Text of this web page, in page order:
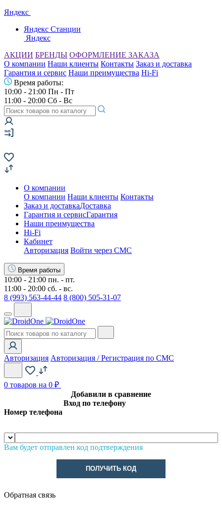
Яндекс
Яндекс Станции
Яндекс
АКЦИИ БРЕНДЫ ОФОРМЛЕНИЕ ЗАКАЗА
О компании Наши клиенты Контакты Заказ и доставка
Гарантия и сервис Наши преимущества Hi-Fi
Время работы:
10:00 - 21:00 Пн - Пт
11:00 - 20:00 Сб - Вс
О компании
О компании Наши клиенты Контакты
Заказ и доставкаДоставка
Гарантия и сервисГарантия
Наши преимущества
Hi-Fi
Кабинет
Авторизация Войти через СМС
Время работы
10:00 - 21:00 пн. - пт.
11:00 - 20:00 сб. - вс.
8 (993) 563-44-44 8 (800) 505-31-07
Авторизация Авторизация / Регистрация по СМС
0 товаров на 0 ₽
Добавили в сравнение
Вход по телефону
Номер телефона
Вам будет отправлен код подтверждения
ПОЛУЧИТЬ КОД
Обратная связь